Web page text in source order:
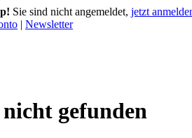
Sie sind nicht angemeldet, jetzt
| Newsletter
gefunden